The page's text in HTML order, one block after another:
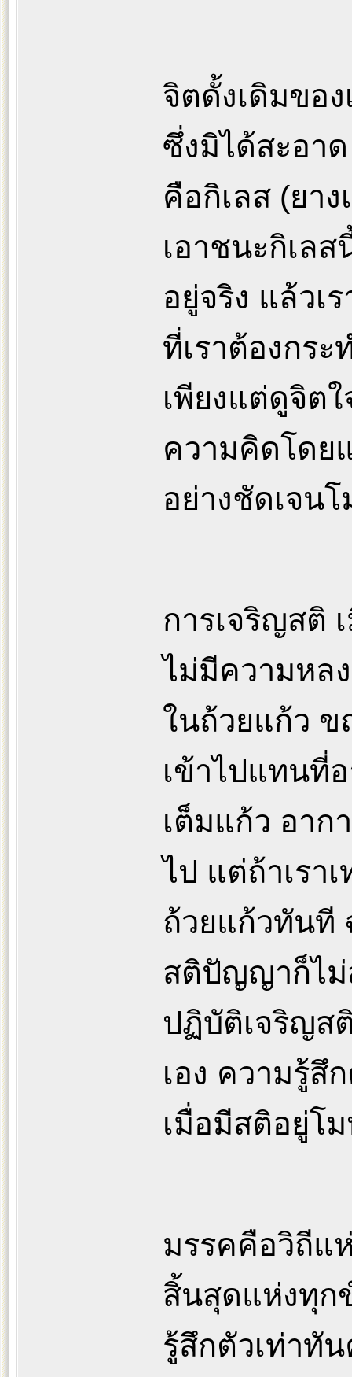
จิตดั้งเดิมขอ
ซึ่งมิได้สะอา
คือกิเลส (ยา
เอาชนะกิเล
อยู่จริง แล้วเ
ที่เราต้องกระ
เพียงแต่ดูจิต
ความคิดโดย
อย่างชัดเจน
การเจริญสติ
ไม่มีความหล
ในถ้วยแก้ว ข
เข้าไปแทนที่
เต็มแก้ว อาก
ไป แต่ถ้าเรา
ถ้วยแก้วทันที
สติปัญญาก็ไม่
ปฏิบัติเจริญส
เอง ความรู้สึ
เมื่อมีสติอยู่โ
มรรคคือวิถีแ
สิ้นสุดแห่งทุก
รู้สึกตัวเท่าทั